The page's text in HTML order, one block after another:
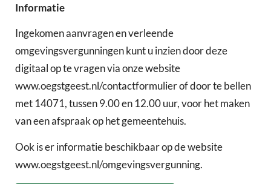
Informatie
Ingekomen aanvragen en verleende
omgevingsvergunningen kunt u inzien door deze
digitaal op te vragen via onze website
www.oegstgeest.nl/contactformulier of door te bellen
met 14071, tussen 9.00 en 12.00 uur, voor het maken
van een afspraak op het gemeentehuis.
Ook is er informatie beschikbaar op de website
www.oegstgeest.nl/omgevingsvergunning.